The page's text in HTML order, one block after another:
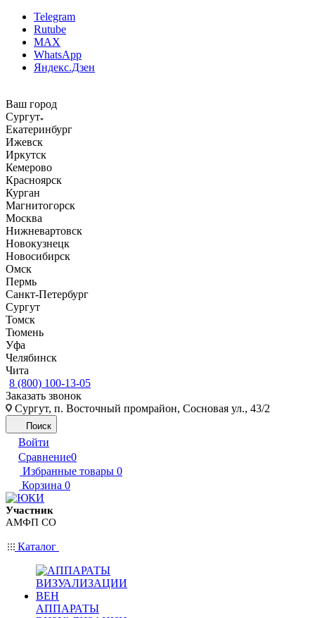
Telegram
Rutube
MAX
WhatsApp
Яндекс.Дзен
Ваш город
Сургут
Екатеринбург
Ижевск
Иркутск
Кемерово
Красноярск
Курган
Магнитогорск
Москва
Нижневартовск
Новокузнецк
Новосибирск
Омск
Пермь
Санкт-Петербург
Сургут
Томск
Тюмень
Уфа
Челябинск
Чита
8 (800) 100-13-05
Заказать звонок
Сургут, п. Восточный промрайон, Сосновая ул., 43/2
Поиск
Войти
Сравнение0
Избранные товары 0
Корзина 0
Участник
АМФП СО
Каталог
АППАРАТЫ